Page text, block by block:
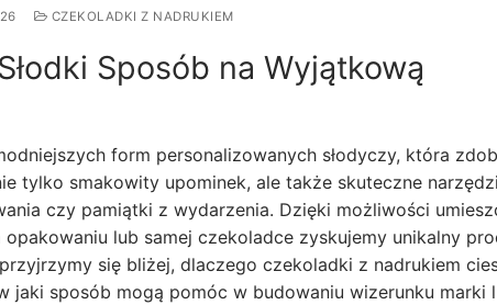
CZEKOLADKI Z NADRUKIEM
Sposób na Wyjątkową
form personalizowanych słodyczy, która
tylko smakowity upominek, ale także skuteczne
czy pamiątki z wydarzenia. Dzięki możliwości
lub samej czekoladce zyskujemy unikalny
się bliżej, dlaczego czekoladki z nadrukiem
jaki sposób mogą pomóc w budowaniu wizerunku marki